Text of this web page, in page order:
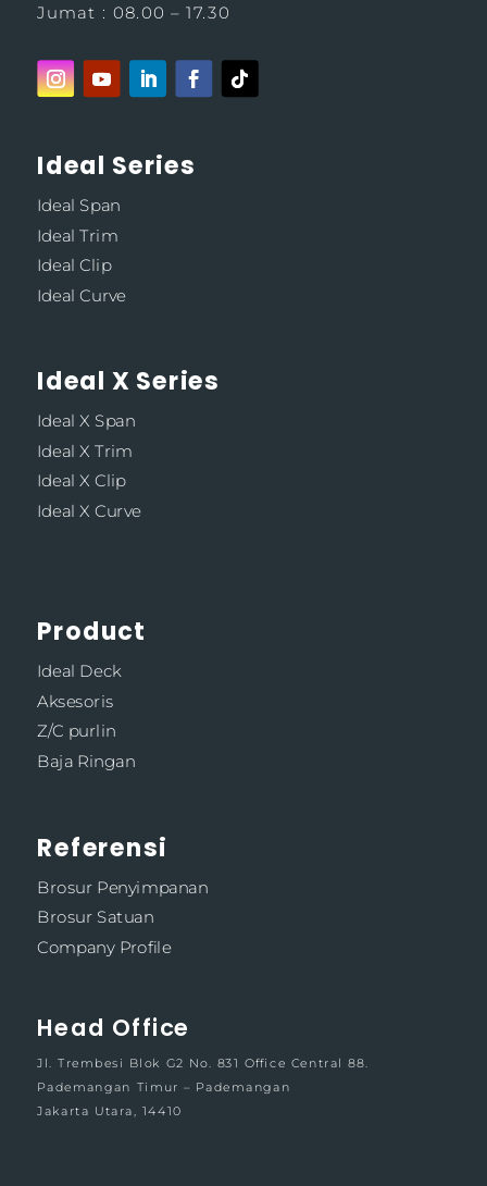
Jumat : 08.00 – 17.30
Ideal Series
Ideal Span
Ideal Trim
Ideal Clip
Ideal Curve
Ideal X Series
Ideal X Span
Ideal X Trim
Ideal X Clip
Ideal X Curve
Product
Ideal Deck
Aksesoris
Z/C purlin
Baja Ringan
Referensi
Brosur Penyimpanan
Brosur Satuan
Company Profile
Head Office
Jl. Trembesi Blok G2 No. 831 Office Central 88.
Pademangan Timur – Pademangan
Jakarta Utara, 14410